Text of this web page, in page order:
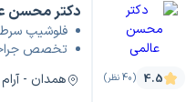
4.5 (40 نظر)
دکتر محسن
فلوشیپ
تخصص جراحی
همدان - آرام